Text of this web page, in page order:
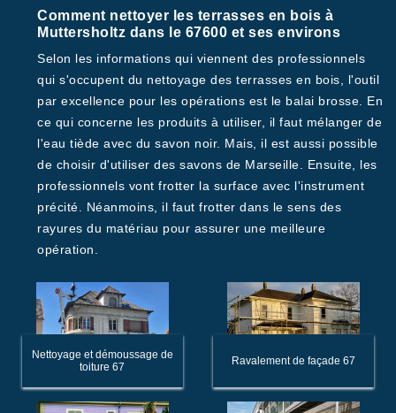
Comment nettoyer les terrasses en bois à
Muttersholtz dans le 67600 et ses environs
Selon les informations qui viennent des professionnels
qui s'occupent du nettoyage des terrasses en bois, l'outil
par excellence pour les opérations est le balai brosse. En
ce qui concerne les produits à utiliser, il faut mélanger de
l'eau tiède avec du savon noir. Mais, il est aussi possible
de choisir d'utiliser des savons de Marseille. Ensuite, les
professionnels vont frotter la surface avec l'instrument
précité. Néanmoins, il faut frotter dans le sens des
rayures du matériau pour assurer une meilleure
opération.
Nettoyage et démoussage de
toiture 67
Ravalement de façade 67